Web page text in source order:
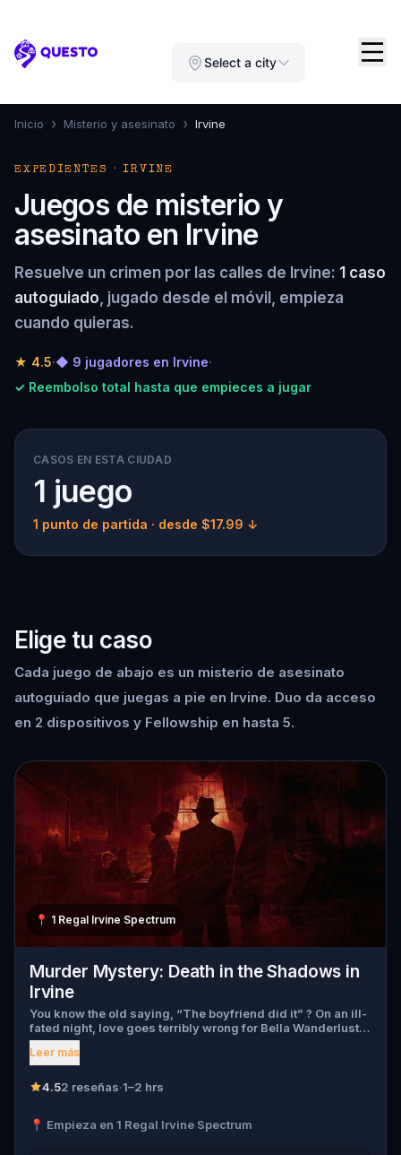
Questo Select a city
Inicio › Misterio y asesinato › Irvine
EXPEDIENTES · IRVINE
Juegos de misterio y
asesinato en Irvine
Resuelve un crimen por las calles de Irvine: 1 caso
autoguiado, jugado desde el móvil, empieza
cuando quieras.
★ 4.5·◆ 9 jugadores en Irvine·
✓ Reembolso total hasta que empieces a jugar
CASOS EN ESTA CIUDAD
1 juego
1 punto de partida · desde $17.99 ↓
Elige tu caso
Cada juego de abajo es un misterio de asesinato
autoguiado que juegas a pie en Irvine. Duo da acceso
en 2 dispositivos y Fellowship en hasta 5.
📍 1 Regal Irvine Spectrum
Murder Mystery: Death in the Shadows in
Irvine
You know the old saying, “The boyfriend did it” ? On an ill-
fated night, love goes terribly wrong for Bella Wanderlust
and Walter Bridges . Bella, a famous travel blogger, was
found dead during a ghost tour led by the theatrical Percy
Walter, the obsessed boyfriend? Percy, the ghost tour
suspects, and expose the real murderer before they strike
Leer más
4.52 reseñas·1–2 hrs
📍 Empieza en 1 Regal Irvine Spectrum